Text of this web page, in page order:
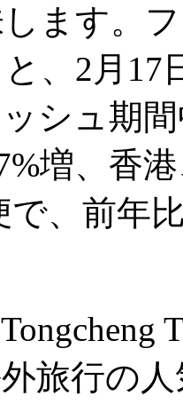
ます。
、2月17
シュ期
増、香
で、前年
旅行の